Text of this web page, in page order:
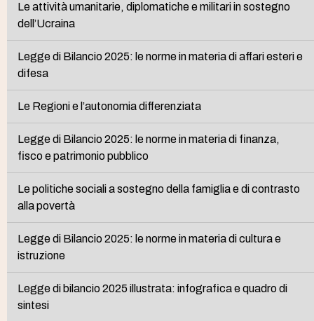
Le attività umanitarie, diplomatiche e militari in sostegno
dell’Ucraina
Legge di Bilancio 2025: le norme in materia di affari esteri e
difesa
Le Regioni e l’autonomia differenziata
Legge di Bilancio 2025: le norme in materia di finanza,
fisco e patrimonio pubblico
Le politiche sociali a sostegno della famiglia e di contrasto
alla povertà
Legge di Bilancio 2025: le norme in materia di cultura e
istruzione
Legge di bilancio 2025 illustrata: infografica e quadro di
sintesi